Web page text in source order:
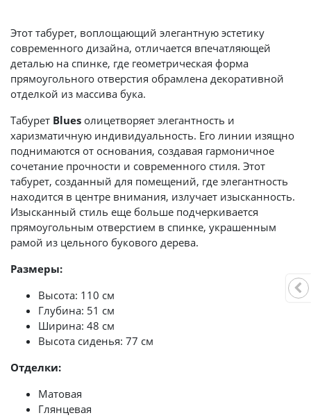
Этот табурет, воплощающий элегантную эстетику
современного дизайна, отличается впечатляющей
деталью на спинке, где геометрическая форма
прямоугольного отверстия обрамлена декоративной
отделкой из массива бука.
Табурет Blues олицетворяет элегантность и
харизматичную индивидуальность. Его линии изящно
поднимаются от основания, создавая гармоничное
сочетание прочности и современного стиля. Этот
табурет, созданный для помещений, где элегантность
находится в центре внимания, излучает изысканность.
Изысканный стиль еще больше подчеркивается
прямоугольным отверстием в спинке, украшенным
рамой из цельного букового дерева.
Размеры:
Высота: 110 см
Глубина: 51 см
Ширина: 48 см
Высота сиденья: 77 см
Отделки:
Матовая
Глянцевая